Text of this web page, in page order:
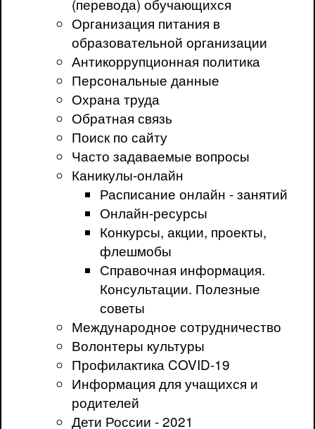
Организация питания в
образовательной организации
Антикоррупционная политика
Персональные данные
Охрана труда
Обратная связь
Поиск по сайту
Часто задаваемые вопросы
Каникулы-онлайн
Расписание онлайн - занятий
Онлайн-ресурсы
Конкурсы, акции, проекты,
флешмобы
Справочная информация.
Консультации. Полезные
советы
Международное сотрудничество
Волонтеры культуры
Профилактика COVID-19
Информация для учащихся и
родителей
Дети России - 2021